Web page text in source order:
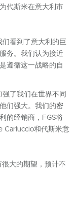
代斯米在意大利市
们看到了意大利的巨
务。我们认为接近
遵循这一战略的自
了我们在世界不同
们强大。我们的密
的经销商，FGS将
Carluccio和代斯米意
大的期望，预计不